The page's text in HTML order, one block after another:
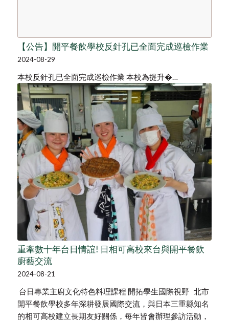
【公告】開平餐飲學校反針孔已全面完成巡檢作業
2024-08-29
本校反針孔已全面完成巡檢作業 本校為提升�…
重牽數十年台日情誼! 日相可高校來台與開平餐飲
廚藝交流
2024-08-21
台日專業主廚文化特色料理課程 開拓學生國際視野 北市
開平餐飲學校多年深耕發展國際交流，與日本三重縣知名
的相可高校建立長期友好關係，每年皆會辦理參訪活動，